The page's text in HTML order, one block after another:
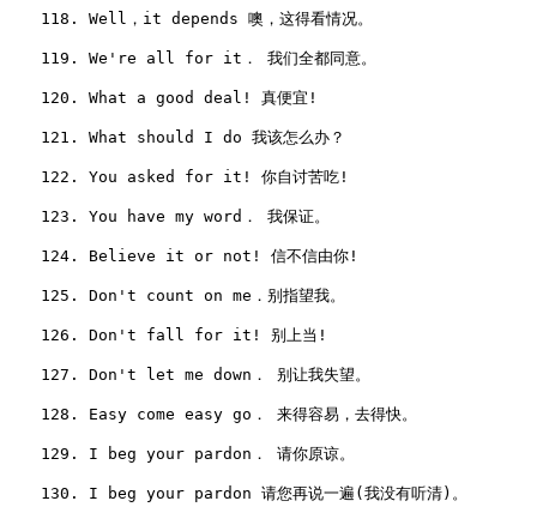
118. Well，it depends 噢，这得看情况。
119. We're all for it． 我们全都同意。
120. What a good deal! 真便宜!
121. What should I do 我该怎么办？
122. You asked for it! 你自讨苦吃!
123. You have my word． 我保证。
124. Believe it or not! 信不信由你!
125. Don't count on me．别指望我。
126. Don't fall for it! 别上当!
127. Don't let me down． 别让我失望。
128. Easy come easy go． 来得容易，去得快。
129. I beg your pardon． 请你原谅。
130. I beg your pardon 请您再说一遍(我没有听清)。